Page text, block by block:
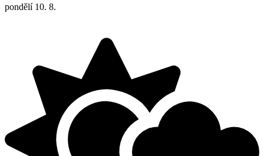
pondělí 10. 8.